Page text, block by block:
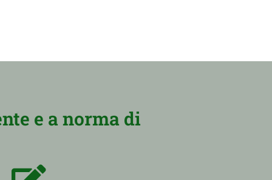
e a norma di